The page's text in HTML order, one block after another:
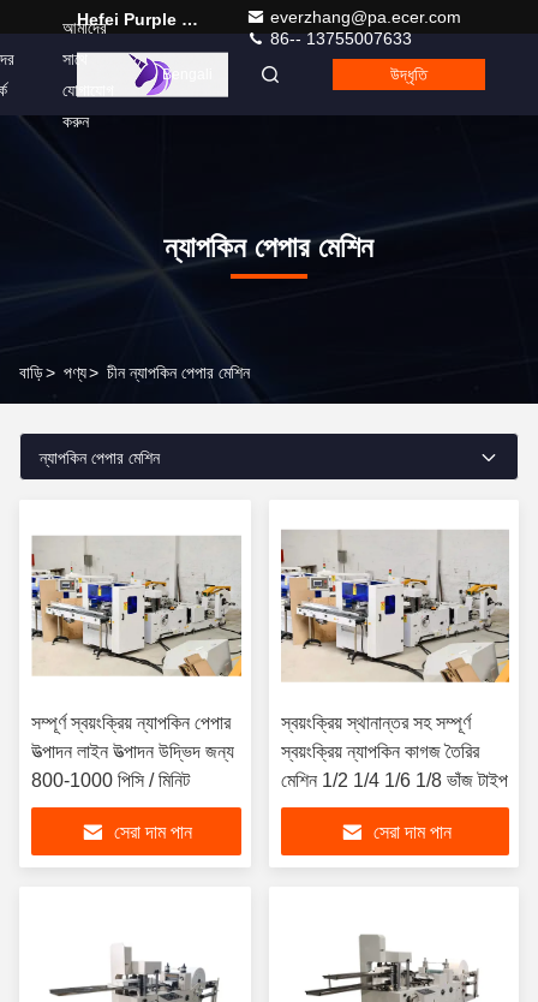
Hefei Purple Horn E-Commerce Co., Ltd.
everzhang@pa.ecer.com
86-- 13755007633
আমাদের
সাথে
যোগাযোগ
করুন
Bengali উদ্ধৃতি
ন্যাপকিন পেপার মেশিন
বাড়ি> পণ্য> চীন ন্যাপকিন পেপার মেশিন
ন্যাপকিন পেপার মেশিন
সম্পূর্ণ স্বয়ংক্রিয় ন্যাপকিন পেপার
উত্পাদন লাইন উত্পাদন উদ্ভিদ জন্য
800-1000 পিসি / মিনিট
সেরা দাম পান
স্বয়ংক্রিয় স্থানান্তর সহ সম্পূর্ণ
স্বয়ংক্রিয় ন্যাপকিন কাগজ তৈরির
মেশিন 1/2 1/4 1/6 1/8 ভাঁজ টাইপ
সেরা দাম পান